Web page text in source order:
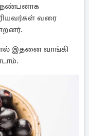
நண்பனாக
வரை
இதனை வாங்கி